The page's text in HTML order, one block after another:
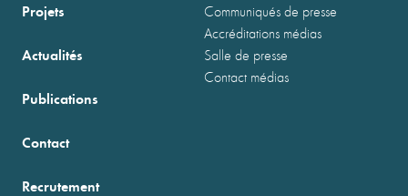
Projets
Actualités
Publications
Communiqués de presse
Accréditations médias
Salle de presse
Contact médias
Contact
Recrutement